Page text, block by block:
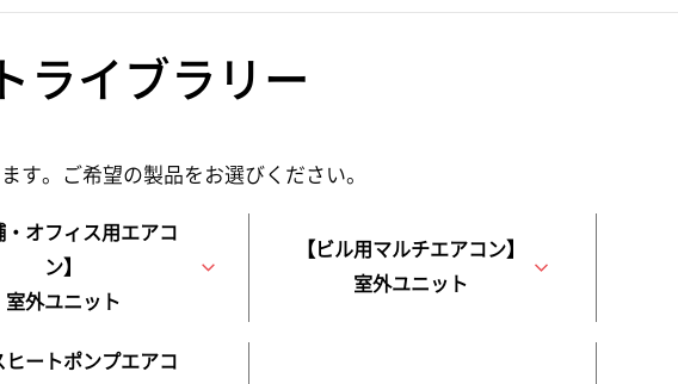
ライブラリー
す。ご希望の製品をお選びください。
・オフィス用エアコ
ン】
室外ユニット
【ビル用マルチエアコン】
室外ユニット
ヒートポンプエアコ